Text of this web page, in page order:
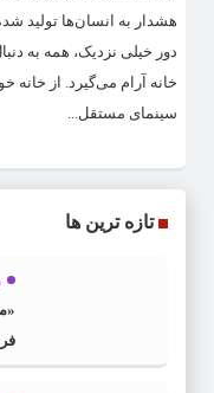
هشدار به انسان‌ها تولید
دور خیلی نزدیک، همه به
خانه آرام می‌گیرد. از
سینمای مستقل...
تازه ترین ها